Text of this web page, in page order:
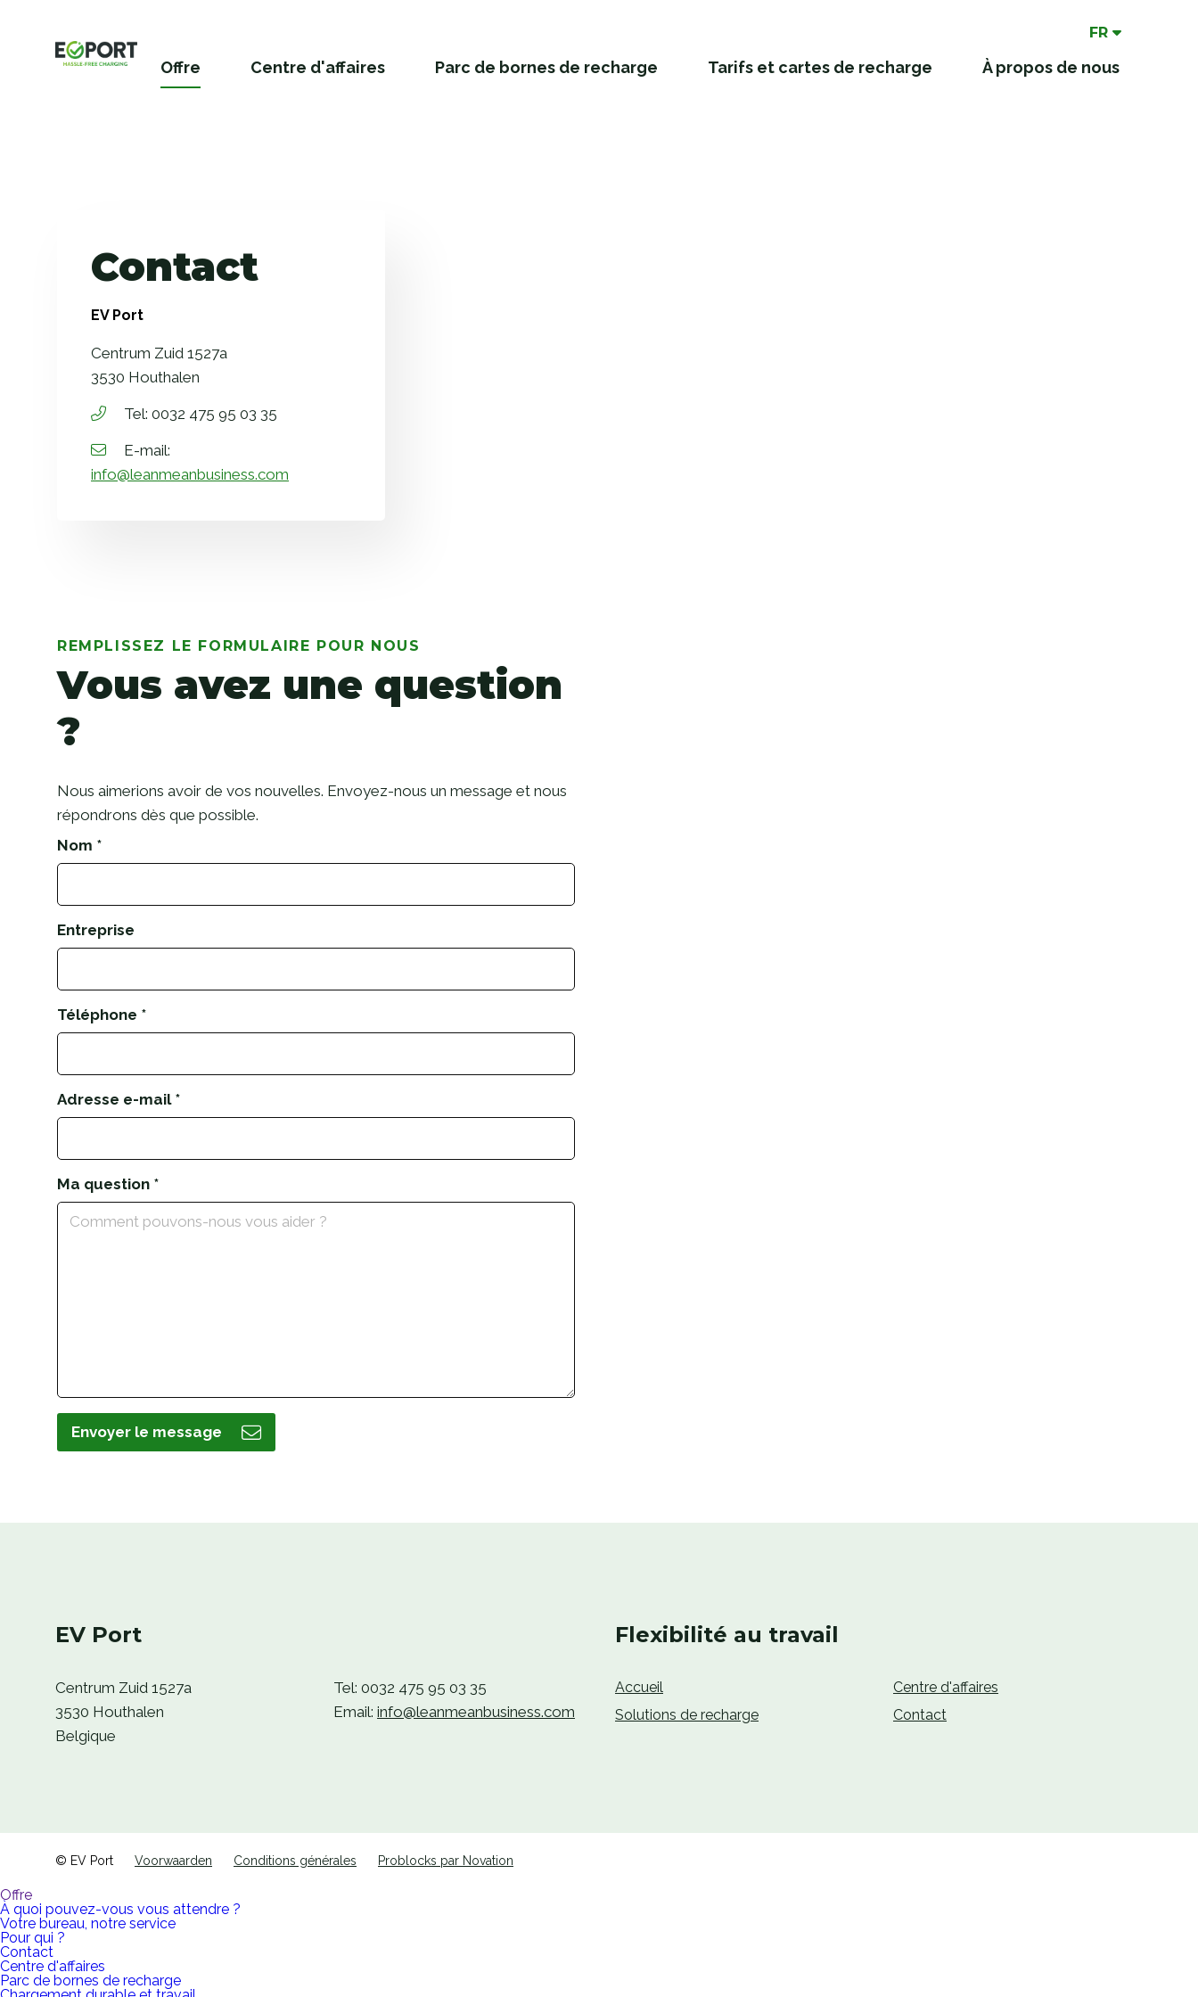
FR
Offre Centre d'affaires Parc de bornes de recharge Tarifs et cartes de recharge À propos de nous
Contact
EV Port
Centrum Zuid 1527a
3530 Houthalen
Tel: 0032 475 95 03 35
E-mail:
info@leanmeanbusiness.com
REMPLISSEZ LE FORMULAIRE POUR NOUS
Vous avez une question
?
Nous aimerions avoir de vos nouvelles. Envoyez-nous un message et nous
répondrons dès que possible.
Nom
Entreprise
Téléphone
Adresse e-mail
Ma question
EV Port
Centrum Zuid 1527a
3530 Houthalen
Belgique
Tel: 0032 475 95 03 35
Email: info@leanmeanbusiness.com
Flexibilité au travail
Accueil
Centre d'affaires
Solutions de recharge
Contact
© EV Port Voorwaarden Conditions générales Problocks par Novation
Offre
À quoi pouvez-vous vous attendre ?
Votre bureau, notre service
Pour qui ?
Contact
Centre d'affaires
Parc de bornes de recharge